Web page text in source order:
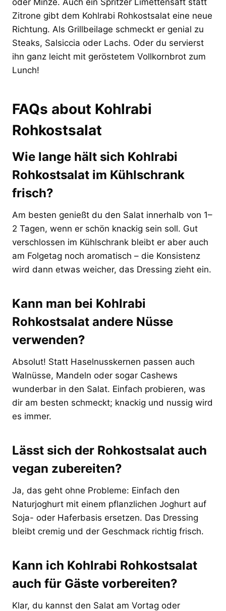
Zitrone gibt dem Kohlrabi Rohkostsalat eine neue
Richtung. Als Grillbeilage schmeckt er genial zu
Steaks, Salsiccia oder Lachs. Oder du servierst
ihn ganz leicht mit geröstetem Vollkornbrot zum
Lunch!
FAQs about Kohlrabi
Rohkostsalat
Wie lange hält sich Kohlrabi
Rohkostsalat im Kühlschrank
frisch?
Am besten genießt du den Salat innerhalb von 1–
2 Tagen, wenn er schön knackig sein soll. Gut
verschlossen im Kühlschrank bleibt er aber auch
am Folgetag noch aromatisch – die Konsistenz
wird dann etwas weicher, das Dressing zieht ein.
Kann man bei Kohlrabi
Rohkostsalat andere Nüsse
verwenden?
Absolut! Statt Haselnusskernen passen auch
Walnüsse, Mandeln oder sogar Cashews
wunderbar in den Salat. Einfach probieren, was
dir am besten schmeckt; knackig und nussig wird
es immer.
Lässt sich der Rohkostsalat auch
vegan zubereiten?
Ja, das geht ohne Probleme: Einfach den
Naturjoghurt mit einem pflanzlichen Joghurt auf
Soja- oder Haferbasis ersetzen. Das Dressing
bleibt cremig und der Geschmack richtig frisch.
Kann ich Kohlrabi Rohkostsalat
auch für Gäste vorbereiten?
Klar, du kannst den Salat am Vortag oder